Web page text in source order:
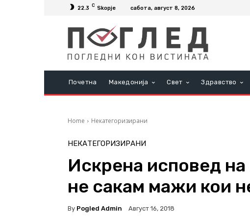
22.3 C Skopje сабота, август 8, 2026
Почетна Македонија Свет Здравство
Home Некатегоризирани
НЕКАТЕГОРИЗИРАНИ
Искрена исповед
не сакам мажи кои
By Pogled Admin Август 16, 2018